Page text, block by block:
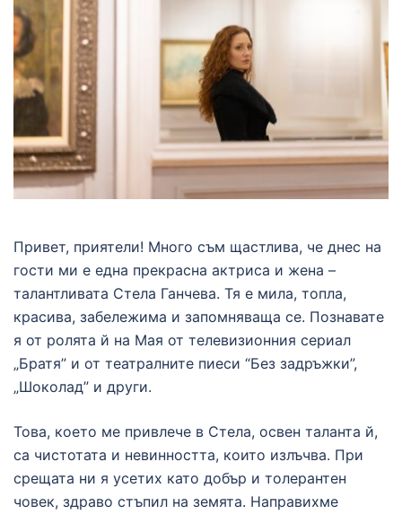
Привет, приятели! Много съм щастлива, че днес на
гости ми е една прекрасна актриса и жена –
талантливата Стела Ганчева. Тя е мила, топла,
красива, забележима и запомняваща се. Познавате
я от ролята й на Мая от телевизионния сериал
„Братя” и от театралните пиеси “Без задръжки”,
„Шоколад” и други.
Това, което ме привлече в Стела, освен таланта й,
са чистотата и невинността, които излъчва. При
срещата ни я усетих като добър и толерантен
човек, здраво стъпил на земята. Направихме